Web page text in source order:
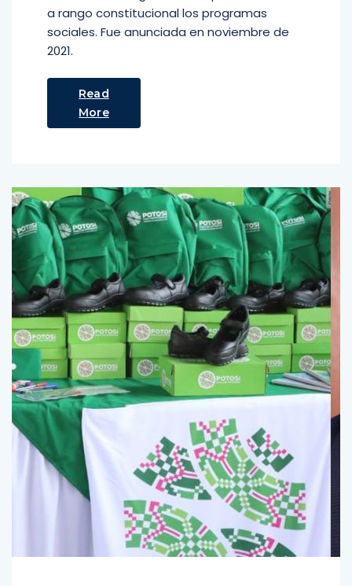
a rango constitucional los programas
sociales. Fue anunciada en noviembre de
2021.
Read
More